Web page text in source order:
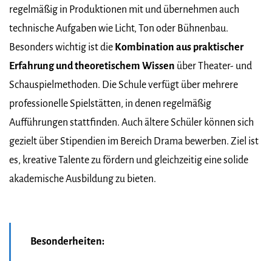
regelmäßig in Produktionen mit und übernehmen auch
technische Aufgaben wie Licht, Ton oder Bühnenbau.
Besonders wichtig ist die Kombination aus praktischer
Erfahrung und theoretischem Wissen über Theater- und
Schauspielmethoden. Die Schule verfügt über mehrere
professionelle Spielstätten, in denen regelmäßig
Aufführungen stattfinden. Auch ältere Schüler können sich
gezielt über Stipendien im Bereich Drama bewerben. Ziel ist
es, kreative Talente zu fördern und gleichzeitig eine solide
akademische Ausbildung zu bieten.
Besonderheiten: